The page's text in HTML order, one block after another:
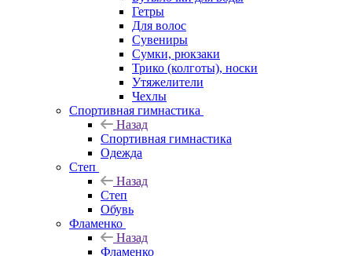
Гетры
Для волос
Сувениры
Сумки, рюкзаки
Трико (колготы), носки
Утяжелители
Чехлы
Спортивная гимнастика
Назад
Спортивная гимнастика
Одежда
Степ
Назад
Степ
Обувь
Фламенко
Назад
Фламенко